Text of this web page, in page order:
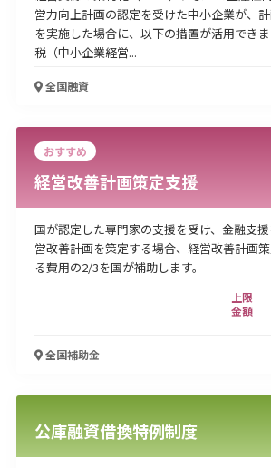
営力向上計画の認定を受けた中小企業が、
を実施した場合に、以下の措置が活用でき
税（中小企業経営...
全国融資
おすすめ
経営改善計画策定支援
国が認定した専門家の支援を受け、金融支
営改善計画を策定する場合、経営改善計画
る費用の2/3を国が補助します。
上限
金額
全国補助金
公庫融資借換特例制度